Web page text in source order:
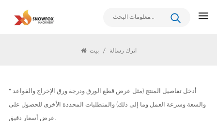
بيت / اترك رسالة
* أدخل تفاصيل المنتج (مثل عرض قطع الورق ودرجة ورق الإخراج والقواعد
والسعة وسرعة العمل وما إلى ذلك) والمتطلبات المحددة الأخرى للحصول على
عرض أسعار دقيق.